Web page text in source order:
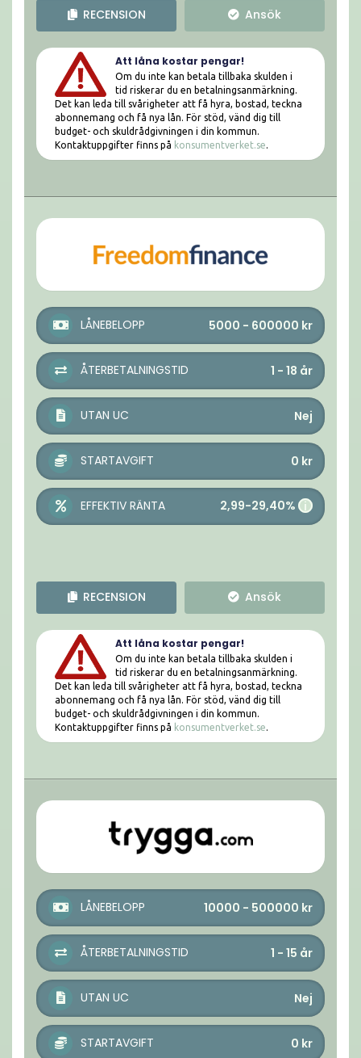
RECENSION Ansök
Att låna kostar pengar!
Om du inte kan betala tillbaka skulden i
tid riskerar du en betalningsanmärkning.
Det kan leda till svårigheter att få hyra, bostad, teckna
abonnemang och få nya lån. För stöd, vänd dig till
budget- och skuldrådgivningen i din kommun.
Kontaktuppgifter finns på konsumentverket.se.
LÅNEBELOPP 5000 - 600000 kr
ÅTERBETALNINGSTID 1 - 18 år
UTAN UC Nej
STARTAVGIFT 0 kr
EFFEKTIV RÄNTA 2,99-29,40% i
RECENSION Ansök
Att låna kostar pengar!
Om du inte kan betala tillbaka skulden i
tid riskerar du en betalningsanmärkning.
Det kan leda till svårigheter att få hyra, bostad, teckna
abonnemang och få nya lån. För stöd, vänd dig till
budget- och skuldrådgivningen i din kommun.
Kontaktuppgifter finns på konsumentverket.se.
LÅNEBELOPP 10000 - 500000 kr
ÅTERBETALNINGSTID 1 - 15 år
UTAN UC Nej
STARTAVGIFT 0 kr